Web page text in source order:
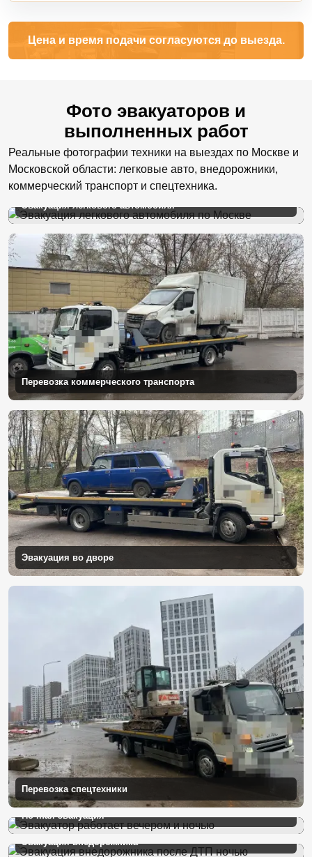
Цена и время подачи согласуются до выезда.
Фото эвакуаторов и
выполненных работ
Реальные фотографии техники на выездах по Москве и
Московской области: легковые авто, внедорожники,
коммерческий транспорт и спецтехника.
Эвакуация легкового автомобиля
Перевозка коммерческого транспорта
Эвакуация во дворе
Перевозка спецтехники
Ночная эвакуация
Эвакуация внедорожника